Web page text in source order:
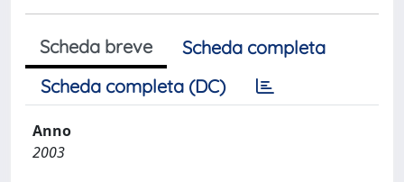
Scheda breve
Scheda completa
Scheda completa (DC)
Anno
2003